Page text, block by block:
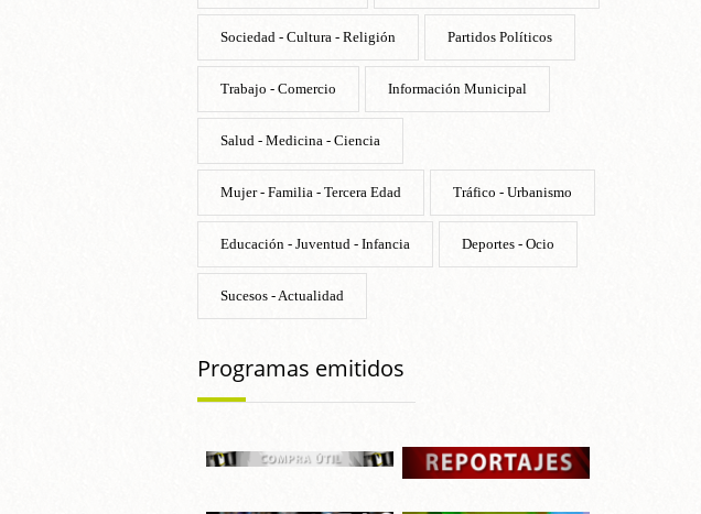
Sociedad - Cultura - Religión Partidos Políticos
Trabajo - Comercio Información Municipal
Salud - Medicina - Ciencia
Mujer - Familia - Tercera Edad Tráfico - Urbanismo
Educación - Juventud - Infancia Deportes - Ocio
Sucesos - Actualidad
Programas emitidos